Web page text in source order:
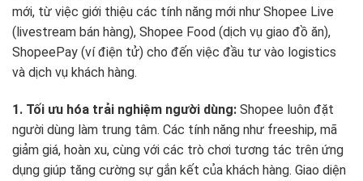
mới, từ việc giới thiệu các tính năng mới như Shopee Live
(livestream bán hàng), Shopee Food (dịch vụ giao đồ ăn),
ShopeePay (ví điện tử) cho đến việc đầu tư vào logistics
và dịch vụ khách hàng.
1. Tối ưu hóa trải nghiệm người dùng: Shopee luôn đặt
người dùng làm trung tâm. Các tính năng như freeship, mã
giảm giá, hoàn xu, cùng với các trò chơi tương tác trên ứng
dụng giúp tăng cường sự gắn kết của khách hàng. Giao diện